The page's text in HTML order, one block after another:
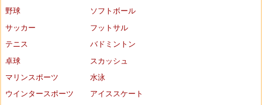
野球
ソフトボール
サッカー
フットサル
テニス
バドミントン
卓球
スカッシュ
マリンスポーツ
水泳
ウインタースポーツ
アイススケート